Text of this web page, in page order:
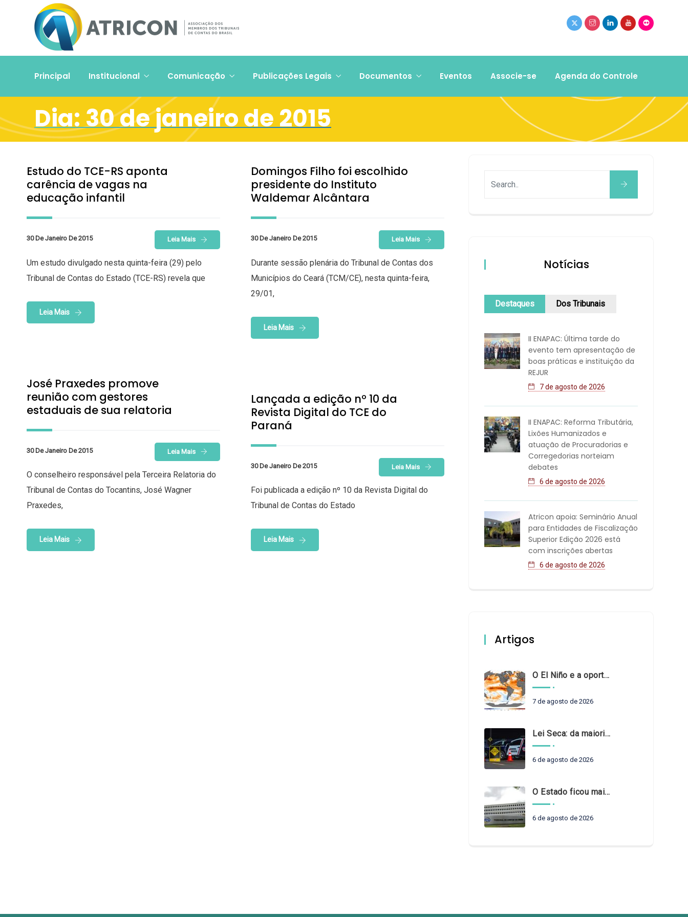
Principal Institucional Comunicação Publicações Legais Documentos Eventos Associe-se Agenda do Controle
Dia:30 de janeiro de 2015
Estudo do TCE-RS aponta
carência de vagas na
educação infantil
30 De Janeiro De 2015 Leia Mais
Um estudo divulgado nesta quinta-feira (29) pelo
Tribunal de Contas do Estado (TCE-RS) revela que
Leia Mais
Domingos Filho foi escolhido
presidente do Instituto
Waldemar Alcântara
30 De Janeiro De 2015 Leia Mais
Durante sessão plenária do Tribunal de Contas dos
Municípios do Ceará (TCM/CE), nesta quinta-feira,
29/01,
Leia Mais
José Praxedes promove
reunião com gestores
estaduais de sua relatoria
30 De Janeiro De 2015 Leia Mais
O conselheiro responsável pela Terceira Relatoria do
Tribunal de Contas do Tocantins, José Wagner
Praxedes,
Leia Mais
Lançada a edição nº 10 da
Revista Digital do TCE do
Paraná
30 De Janeiro De 2015 Leia Mais
Foi publicada a edição nº 10 da Revista Digital do
Tribunal de Contas do Estado
Leia Mais
Notícias
Destaques Dos Tribunais
II ENAPAC: Última tarde do
evento tem apresentação de
boas práticas e instituição da
REJUR
7 de agosto de 2026
II ENAPAC: Reforma Tributária,
Lixões Humanizados e
atuação de Procuradorias e
Corregedorias norteiam
debates
6 de agosto de 2026
Atricon apoia: Seminário Anual
para Entidades de Fiscalização
Superior Edição 2026 está
com inscrições abertas
6 de agosto de 2026
Artigos
O El Niño e a oportunidade de fortalecer o controle externo das políticas climáticas
7 de agosto de 2026
Lei Seca: da maioridade à maturidade
6 de agosto de 2026
O Estado ficou mais complexo. O controle precisa acompanhar
6 de agosto de 2026